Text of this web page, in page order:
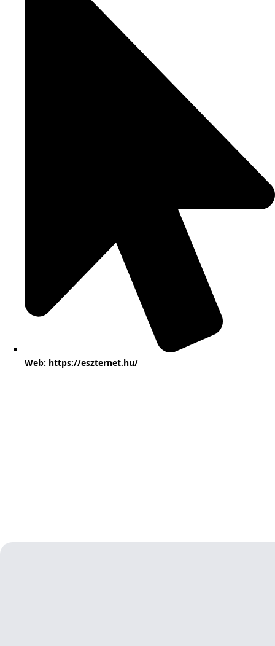
Web: https://eszternet.hu/